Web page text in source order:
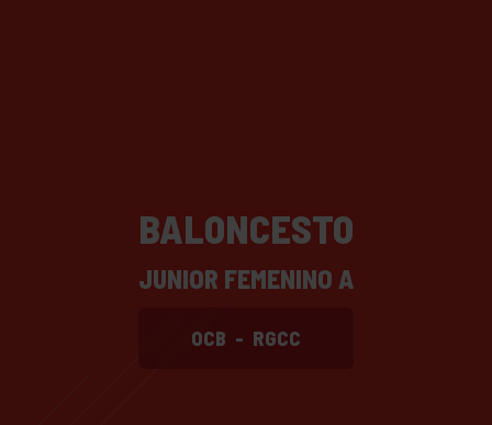
BALONCESTO
JUNIOR FEMENINO A
OCB - RGCC